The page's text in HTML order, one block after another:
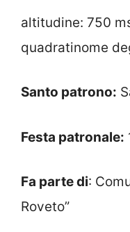
altitudine: 750
quadratinome
Santo patrono:
Festa patronale:
Fa parte di:
Roveto”